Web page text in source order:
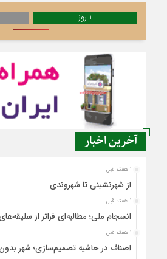
1 روز
آخرین اخبار
1 هفته قبل
از شهرنشینی تا شهروندی
1 هفته قبل
انسجام ملی؛ مطالبه‌ای فراتر از
1 هفته قبل
اصناف در حاشیه تصمیم‌سازی؛ شهر